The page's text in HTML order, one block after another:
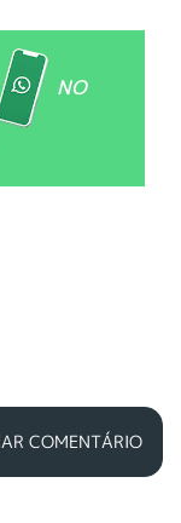
NO
COMENTÁRIO